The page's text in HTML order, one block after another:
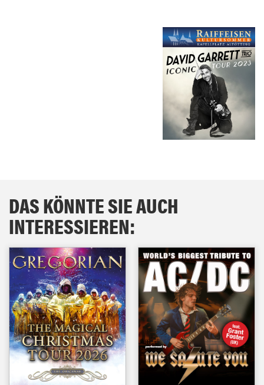
DAS KÖNNTE SIE AUCH
INTERESSIEREN: